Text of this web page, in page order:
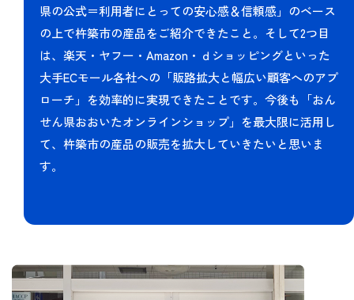
県の公式＝利用者にとっての安心感＆信頼感」のベース
の上で杵築市の産品をご紹介できたこと。そして2つ目
は、楽天・ヤフー・Amazon・ｄショッピングといった
大手ECモール各社への「販路拡大と幅広い顧客へのアプ
ローチ」を効率的に実現できたことです。今後も「おん
せん県おおいたオンラインショップ」を最大限に活用し
て、杵築市の産品の販売を拡大していきたいと思いま
す。